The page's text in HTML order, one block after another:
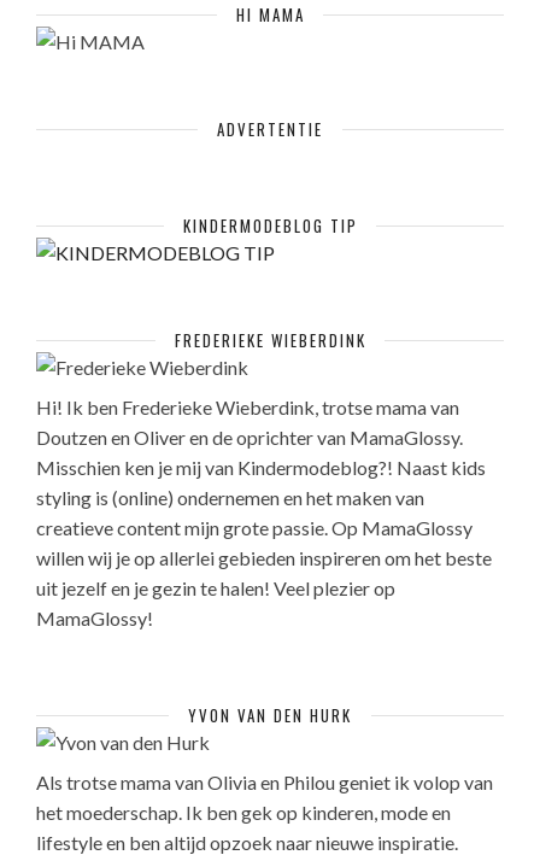
HI MAMA
ADVERTENTIE
KINDERMODEBLOG TIP
FREDERIEKE WIEBERDINK
Hi! Ik ben Frederieke Wieberdink, trotse mama van
Doutzen en Oliver en de oprichter van MamaGlossy.
Misschien ken je mij van Kindermodeblog?! Naast kids
styling is (online) ondernemen en het maken van
creatieve content mijn grote passie. Op MamaGlossy
willen wij je op allerlei gebieden inspireren om het beste
uit jezelf en je gezin te halen! Veel plezier op
MamaGlossy!
YVON VAN DEN HURK
Als trotse mama van Olivia en Philou geniet ik volop van
het moederschap. Ik ben gek op kinderen, mode en
lifestyle en ben altijd opzoek naar nieuwe inspiratie.